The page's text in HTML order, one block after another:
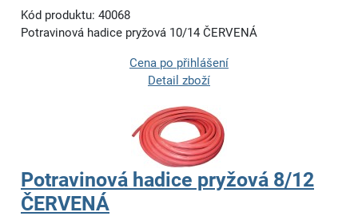
Kód produktu: 40068
Potravinová hadice pryžová 10/14 ČERVENÁ
Cena po přihlášení
Detail zboží
Potravinová hadice pryžová 8/12
ČERVENÁ